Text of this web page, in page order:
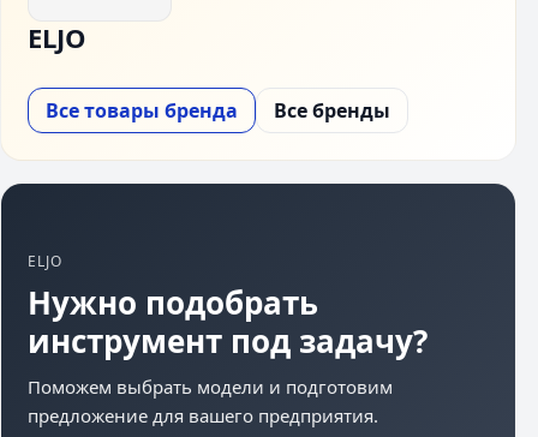
ELJO
Все товары бренда Все бренды
ELJO
Нужно подобрать
инструмент под задачу?
Поможем выбрать модели и подготовим
предложение для вашего предприятия.